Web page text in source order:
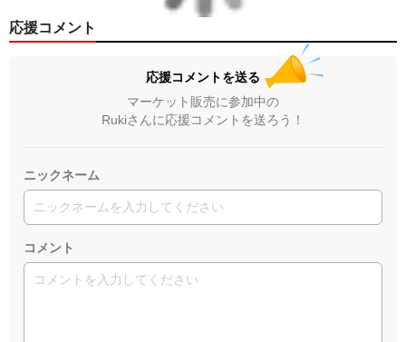
応援コメント
応援コメントを送る
マーケット販売に参加中の
Rukiさんに応援コメントを送ろう！
ニックネーム
コメント